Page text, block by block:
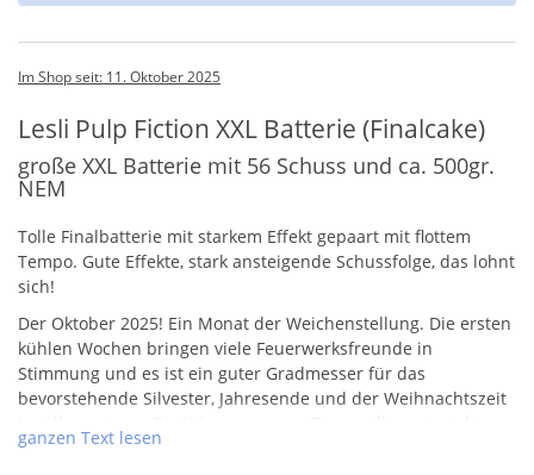
Im Shop seit: 11. Oktober 2025
Lesli Pulp Fiction XXL Batterie (Finalcake)
große XXL Batterie mit 56 Schuss und ca. 500gr.
NEM
Tolle Finalbatterie mit starkem Effekt gepaart mit flottem
Tempo. Gute Effekte, stark ansteigende Schussfolge, das lohnt
sich!
Der Oktober 2025! Ein Monat der Weichenstellung. Die ersten
kühlen Wochen bringen viele Feuerwerksfreunde in
Stimmung und es ist ein guter Gradmesser für das
bevorstehende Silvester, Jahresende und der Weihnachtszeit
ignorieren, doch die Traditionen, aus denen wir gewachsen
ganzen Text lesen